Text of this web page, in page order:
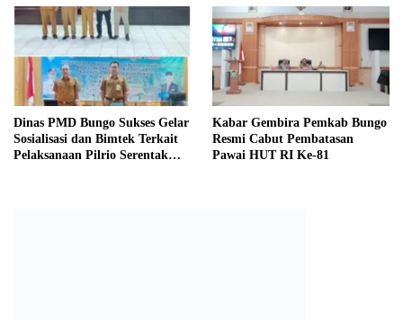
Dinas PMD Bungo Sukses Gelar
Sosialisasi dan Bimtek Terkait
Pelaksanaan Pilrio Serentak
Kabar Gembira Pemkab Bungo
Resmi Cabut Pembatasan
Pawai HUT RI Ke-81